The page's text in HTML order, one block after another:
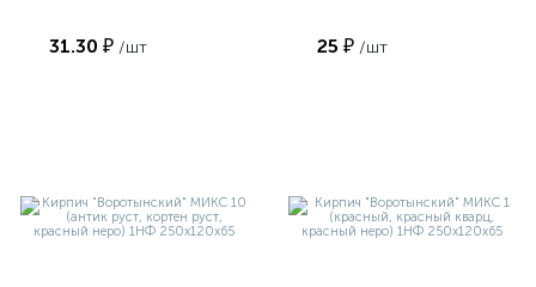
250х120х65
31.30 ₽ /шт
антик кварц) 1НФ
250х120х65
25 ₽ /шт